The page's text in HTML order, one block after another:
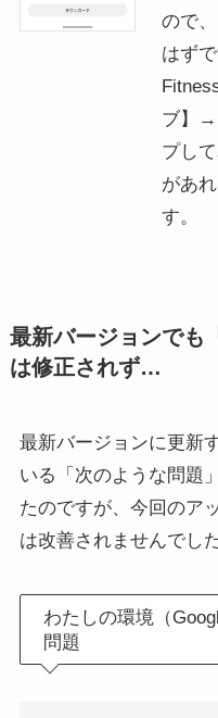
ので
はず
ブ】→
プし
があ
す。
最新バージョンでも
は修正されず…
最新バージョンに更新
いる「次のような問題
たのですが、今回のア
は改善されませんでした
わたしの環境（
問題